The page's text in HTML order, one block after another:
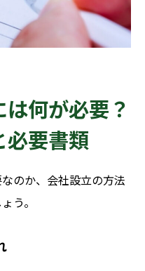
何が必要？
必要書類
のか、会社設立の方法
う。